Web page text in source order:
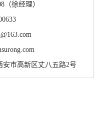
（徐经理）
安市高新区丈八五路2号